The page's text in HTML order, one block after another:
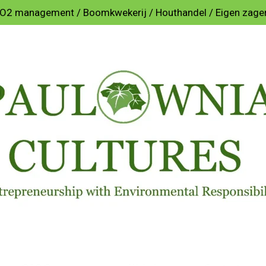
management / Boomkwekerij / Houthandel / Eigen